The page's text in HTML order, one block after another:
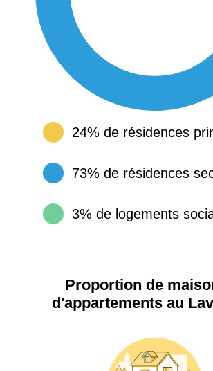
24% de résidences
73% de résidences
3% de logements
Proportion de
d'appartements au